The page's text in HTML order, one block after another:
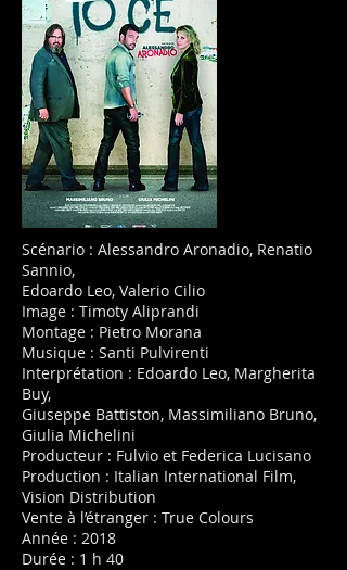
Scénario : Alessandro Aronadio, Renatio
Sannio,
Edoardo Leo, Valerio Cilio
Image : Timoty Aliprandi
Montage : Pietro Morana
Musique : Santi Pulvirenti
Interprétation : Edoardo Leo, Margherita
Buy,
Giuseppe Battiston, Massimiliano Bruno,
Giulia Michelini
Producteur : Fulvio et Federica Lucisano
Production : Italian International Film,
Vision Distribution
Vente à l’étranger : True Colours
Année : 2018
Durée : 1 h 40